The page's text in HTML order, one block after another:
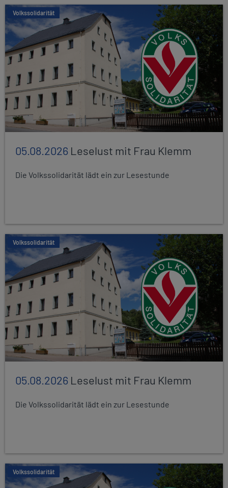
Volkssolidarität
05.08.2026 Leselust mit Frau Klemm
Die Volkssolidarität lädt ein zur Lesestunde
Volkssolidarität
05.08.2026 Leselust mit Frau Klemm
Die Volkssolidarität lädt ein zur Lesestunde
Volkssolidarität